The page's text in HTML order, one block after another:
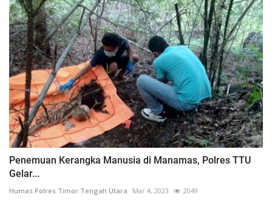
Penemuan Kerangka Manusia di Manamas, Polres TTU
Gelar...
Humas Polres Timor Tengah Utara Mar 4, 2023 2049